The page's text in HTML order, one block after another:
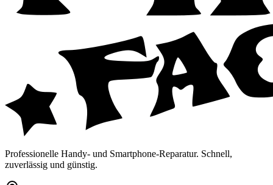
Professionelle Handy- und Smartphone-Reparatur. Schnell,
zuverlässig und günstig.